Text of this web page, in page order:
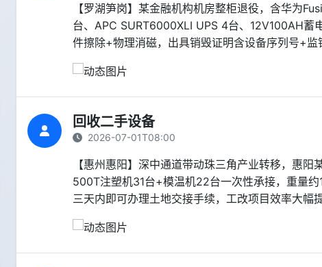
【罗湖笋岗】某金融机构机房整柜退役，含华为
台、APC SURT6000XLI UPS 4台、12V100AH
件擦除+物理消磁，出具销毁证明含设备序列号+监
回收二手设备
2026-07-01T08:00
【惠州惠阳】深中通道带动珠三角产业转移，惠
500T注塑机31台+模温机22台一次性承接，重量
三天内即可办理土地交接手续，工改项目效率大幅提